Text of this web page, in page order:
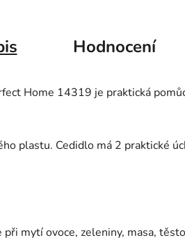
Hodnocení
Home 14319 je praktická
plastu. Cedidlo má 2 praktické
mytí ovoce, zeleniny, masa,